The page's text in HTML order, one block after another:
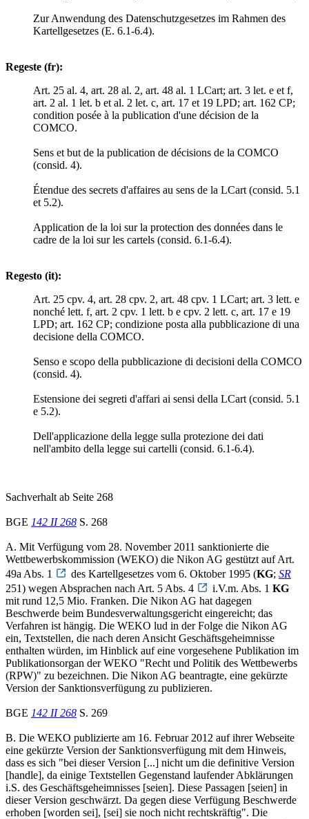
Zur Anwendung des Datenschutzgesetzes im Rahmen des
Kartellgesetzes (E. 6.1-6.4).
Regeste (fr):
Art. 25 al. 4, art. 28 al. 2, art. 48 al. 1 LCart; art. 3 let. e et f,
art. 2 al. 1 let. b et al. 2 let. c, art. 17 et 19 LPD; art. 162 CP;
condition posée à la publication d'une décision de la
COMCO.
Sens et but de la publication de décisions de la COMCO
(consid. 4).
Étendue des secrets d'affaires au sens de la LCart (consid. 5.1
et 5.2).
Application de la loi sur la protection des données dans le
cadre de la loi sur les cartels (consid. 6.1-6.4).
Regesto (it):
Art. 25 cpv. 4, art. 28 cpv. 2, art. 48 cpv. 1 LCart; art. 3 lett. e
nonché lett. f, art. 2 cpv. 1 lett. b e cpv. 2 lett. c, art. 17 e 19
LPD; art. 162 CP; condizione posta alla pubblicazione di una
decisione della COMCO.
Senso e scopo della pubblicazione di decisioni della COMCO
(consid. 4).
Estensione dei segreti d'affari ai sensi della LCart (consid. 5.1
e 5.2).
Dell'applicazione della legge sulla protezione dei dati
nell'ambito della legge sui cartelli (consid. 6.1-6.4).
Sachverhalt ab Seite 268
BGE 142 II 268 S. 268
A. Mit Verfügung vom 28. November 2011 sanktionierte die
Wettbewerbskommission (WEKO) die Nikon AG gestützt auf Art.
49a Abs. 1
des Kartellgesetzes vom 6. Oktober 1995 (KG; SR
251) wegen Absprachen nach Art. 5 Abs. 4
i.V.m. Abs. 1 KG
mit rund 12,5 Mio. Franken. Die Nikon AG hat dagegen
Beschwerde beim Bundesverwaltungsgericht eingereicht; das
Verfahren ist hängig. Die WEKO lud in der Folge die Nikon AG
ein, Textstellen, die nach deren Ansicht Geschäftsgeheimnisse
enthalten würden, im Hinblick auf eine vorgesehene Publikation im
Publikationsorgan der WEKO "Recht und Politik des Wettbewerbs
(RPW)" zu bezeichnen. Die Nikon AG beantragte, eine gekürzte
Version der Sanktionsverfügung zu publizieren.
BGE 142 II 268 S. 269
B. Die WEKO publizierte am 16. Februar 2012 auf ihrer Webseite
eine gekürzte Version der Sanktionsverfügung mit dem Hinweis,
dass es sich "bei dieser Version [...] nicht um die definitive Version
[handle], da einige Textstellen Gegenstand laufender Abklärungen
i.S. des Geschäftsgeheimnisses [seien]. Diese Passagen [seien] in
dieser Version geschwärzt. Da gegen diese Verfügung Beschwerde
erhoben [worden sei], [sei] sie noch nicht rechtskräftig". Die